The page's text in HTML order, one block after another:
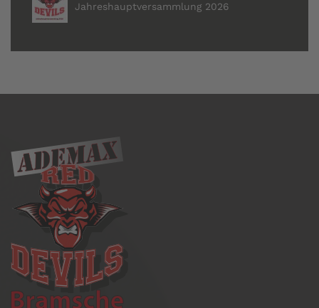
Jahreshauptversammlung 2026